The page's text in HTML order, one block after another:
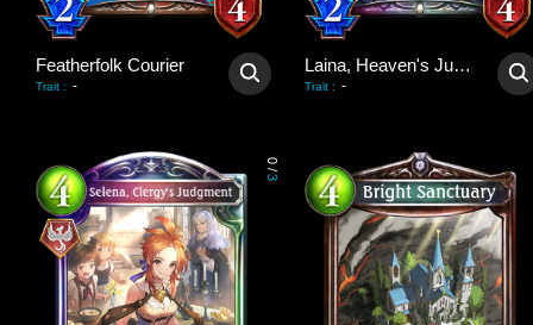
Featherfolk Courier
Trait : -
Laina, Heaven's Judge
Trait : -
0
/
3